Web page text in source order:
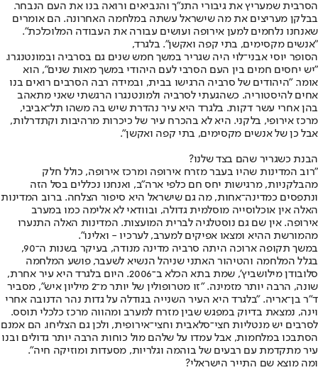
הסרבית שמעריץ את גיבורי התנ"ך והנביאים ורואה בנו את העם הנבחר.
בבלקן מעריצים את מה שישראל עשתה במלחמה האחרונה. הם אומרים
שאנחנו נלחמים למען אירופה ועושים עבורה את העבודה המלוכלכת".
"אנשים מקסימים, בתי קפה ואקשן". בלגרד,
הסופר יוסי אבני־לוי היה שגריר במשך חמש שנים גם בסרביה ובמונטנגרו.
"יש יחסים חמים בין העם הסרבי לעם היהודי במשך מאות שנים", הוא
אומר. "היהודים של סרביה הרגישו בבית, ובמידה רבה הסרבים רואים בנו
אחים להיסטוריה. כשהגעתי לסרביה ולמונטנגרו הרגשתי שאני מתאהב
בהן אחרי עשר דקות. בלגרד היא עיר נהדרת שיש בה משהו תל־אביבי,
מרכז אירופי, בלקני. היא לא בהכרח עיר של כיכרות מרהיבות וקתדרלות,
אבל כן של אנשים מקסימים, בתי קפה ואקשן".
הבנת כשגריר שהם בצד שלנו?
"רוב המדינות שהיו בעבר מזרח אירופה ומרכז אירופה, כולל חלק
מהבלקניות, מרגישות יחס חם כלפי ארה"ב, ואנחנו נכללים בסל הזה
ונתפסים כמדינה־אחות, מה גם שישראל היא סיפור הצלחה. ברוב המדינות
האלה אין אוכלוסייה מוסלמית גדולה, ובוודאי לא אלימה כמו במערב
אירופה. אין שם גם נוסטלגיה לברית המועצות. המדינות האלה התנערו
מהמורשת ההיא ומצאו אפיקים למערב, לערכיו - ואלינו".
במשך תקופה ארוכה היתה סרביה מדינה מנודה, בעיקר בשנות ה־90,
בגלל המלחמה והטיהור האתני שניהל הנשיא לשעבר, פושע המלחמה
סלובודן מילושביץ', שמת בתא הכלא ב־2006. היום בלגרד היא עיר אחרת,
שונה, הרבה יותר מזמינה. "זו מטרופולין של יותר מ־2 מיליון איש", מסביר
ד"ר בן־אריה. "בלגרד היא העיר השנייה בגודלה על גדות נהר הדנובה אחרי
וינה, נמצאת בדיוק במפגש שבין מזרח למערב ומהווה מרכז כלכלי תוסס.
לסרבים יש מנטליות חצי־סלאבית וחצי־אירופית, ולכן גם הצליחו. הם אמנם
הסתבכו במלחמות, אבל עמדו על שלהם מול כוחות הרבה יותר גדולים ובנו
עיר מתקדמת עם רבעים של בוהמה וגלריות, מסעדות ומוזיקה חיה".
ומה מוצא שם התייר הישראלי?